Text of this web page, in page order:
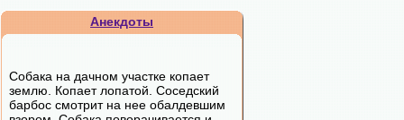
Анекдоты
Собака на дачном участке копает
землю. Копает лопатой. Соседский
барбос смотрит на нее обалдевшим